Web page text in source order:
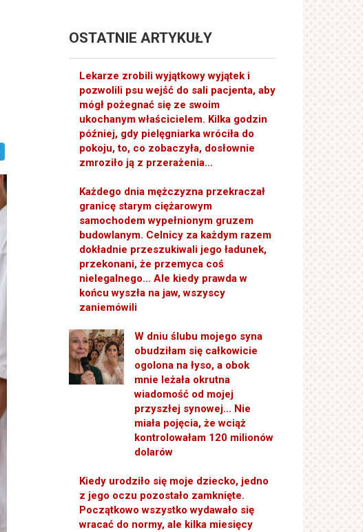
OSTATNIE ARTYKUŁY
Lekarze zrobili wyjątkowy wyjątek i
pozwolili psu wejść do sali pacjenta, aby
mógł pożegnać się ze swoim
ukochanym właścicielem. Kilka godzin
później, gdy pielęgniarka wróciła do
pokoju, to, co zobaczyła, dosłownie
zmroziło ją z przerażenia…
Każdego dnia mężczyzna przekraczał
granicę starym ciężarowym
samochodem wypełnionym gruzem
budowlanym. Celnicy za każdym razem
dokładnie przeszukiwali jego ładunek,
przekonani, że przemyca coś
nielegalnego… Ale kiedy prawda w
końcu wyszła na jaw, wszyscy
zaniemówili
W dniu ślubu mojego syna
obudziłam się całkowicie
ogolona na łyso, a obok
mnie leżała okrutna
wiadomość od mojej
przyszłej synowej… Nie
miała pojęcia, że wciąż
kontrolowałam 120 milionów
dolarów
Kiedy urodziło się moje dziecko, jedno
z jego oczu pozostało zamknięte.
Początkowo wszystko wydawało się
wracać do normy, ale kilka miesięcy